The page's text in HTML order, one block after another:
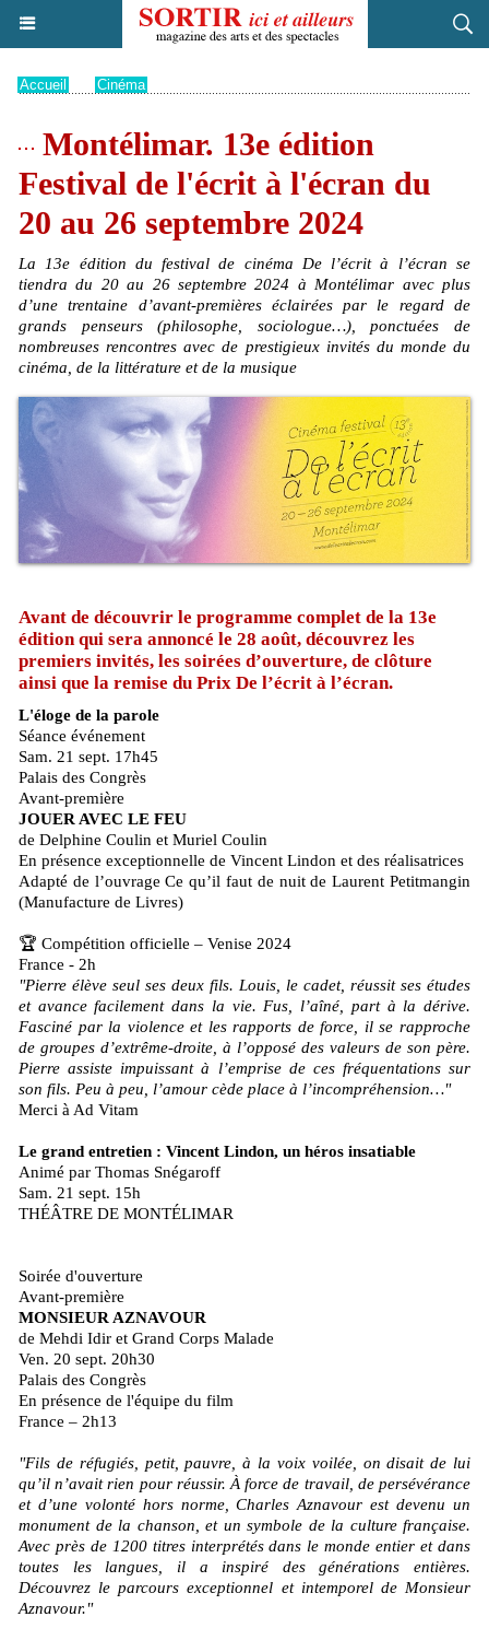
Accueil Cinéma
Montélimar. 13e édition
Festival de l'écrit à l'écran du
20 au 26 septembre 2024
La 13e édition du festival de cinéma De l’écrit à l’écran se
tiendra du 20 au 26 septembre 2024 à Montélimar avec plus
d’une trentaine d’avant-premières éclairées par le regard de
grands penseurs (philosophe, sociologue…), ponctuées de
nombreuses rencontres avec de prestigieux invités du monde du
cinéma, de la littérature et de la musique
Avant de découvrir le programme complet de la 13e
édition qui sera annoncé le 28 août, découvrez les
premiers invités, les soirées d’ouverture, de clôture
ainsi que la remise du Prix De l’écrit à l’écran. ­
L'éloge de la parole
Séance événement
Sam. 21 sept. 17h45
Palais des Congrès
Avant-première
JOUER AVEC LE FEU
de Delphine Coulin et Muriel Coulin
­En présence exceptionnelle de Vincent Lindon et des réalisatrices
Adapté de l’ouvrage Ce qu’il faut de nuit de Laurent Petitmangin
(Manufacture de Livres)
🏆 Compétition officielle – Venise 2024
France - 2h
"Pierre élève seul ses deux fils. Louis, le cadet, réussit ses études
et avance facilement dans la vie. Fus, l’aîné, part à la dérive.
Fasciné par la violence et les rapports de force, il se rapproche
de groupes d’extrême-droite, à l’opposé des valeurs de son père.
Pierre assiste impuissant à l’emprise de ces fréquentations sur
son fils. Peu à peu, l’amour cède place à l’incompréhension…"
Merci à Ad Vitam
Le grand entretien : Vincent Lindon, un héros insatiable
Animé par Thomas Snégaroff
Sam. 21 sept. 15h
THÉÂTRE DE MONTÉLIMAR
Soirée d'ouverture
Avant-première
MONSIEUR AZNAVOUR
de Mehdi Idir et Grand Corps Malade
­Ven. 20 sept. 20h30
Palais des Congrès
En présence de l'équipe du film
France – 2h13
"Fils de réfugiés, petit, pauvre, à la voix voilée, on disait de lui
qu’il n’avait rien pour réussir. À force de travail, de persévérance
et d’une volonté hors norme, Charles Aznavour est devenu un
monument de la chanson, et un symbole de la culture française.
Avec près de 1200 titres interprétés dans le monde entier et dans
toutes les langues, il a inspiré des générations entières.
Découvrez le parcours exceptionnel et intemporel de Monsieur
Aznavour."